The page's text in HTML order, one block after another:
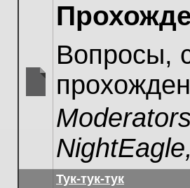
unread
Вопросы,
NightEagle,
Тук-тук-тук